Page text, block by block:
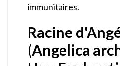
immunitaires.
Racine
(Angelica